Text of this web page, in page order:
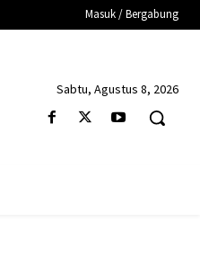
Masuk / Bergabung
Sabtu, Agustus 8, 2026